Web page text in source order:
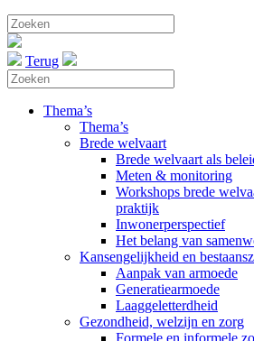
Terug
Thema’s
Thema’s
Brede welvaart
Brede welvaart als
Meten & monitoring
Workshops brede
praktijk
Inwonerperspectief
Het belang van
Kansengelijkheid en
Aanpak van armoede
Generatiearmoede
Laaggeletterdheid
Gezondheid, welzijn en zorg
Formele en informele